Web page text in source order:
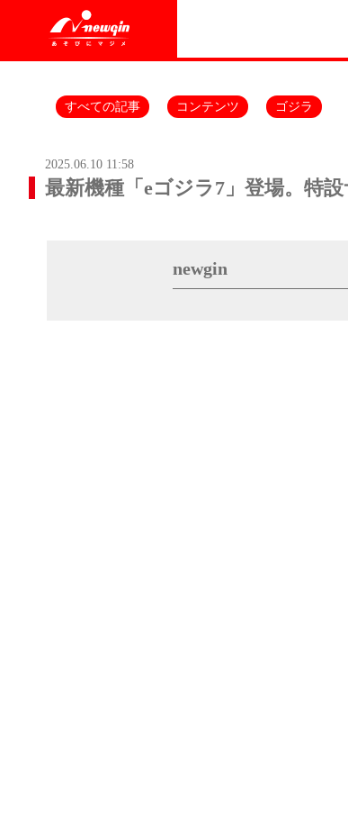
すべての記事 コンテンツ ゴジラ
2025.06.10 11:58
最新機種「eゴジラ7」登場。特
newgin